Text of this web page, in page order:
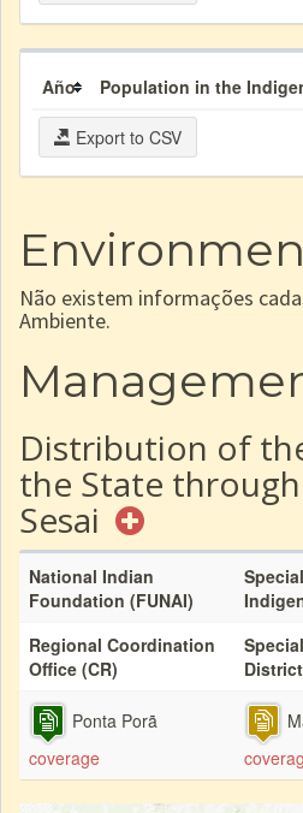
Año Population in the
Export to CSV
Não existem informações
Ambiente.
Distribution of
the State
Sesai
National Indian
Foundation (FUNAI)
Regional Coordination
Office (CR)
Ponta Porã
coverage